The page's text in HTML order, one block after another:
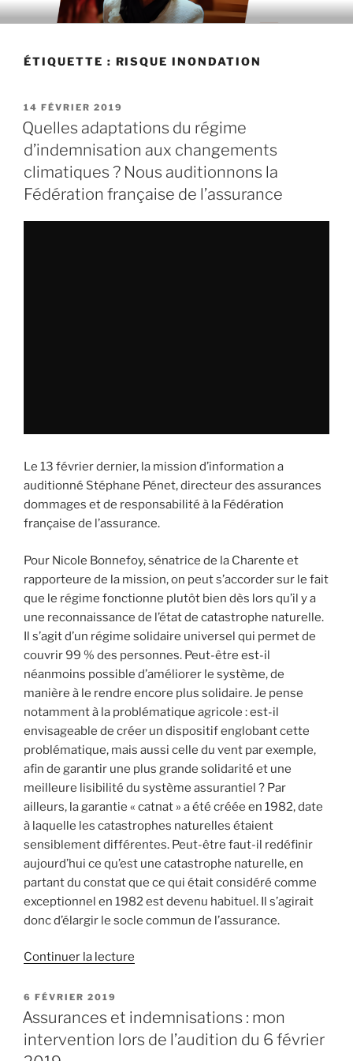
Aller
au
principal
ÉTIQUETTE : RISQUE INONDATION
PUBLIÉ
LE
14 FÉVRIER 2019
Quelles adaptations du régime
d’indemnisation aux changements
climatiques ? Nous auditionnons la
Fédération française de l’assurance
Le 13 février dernier, la mission d’information a
auditionné Stéphane Pénet, directeur des assurances
dommages et de responsabilité à la Fédération
française de l’assurance.
Pour Nicole Bonnefoy, sénatrice de la Charente et
rapporteure de la mission, on peut s’accorder sur le fait
que le régime fonctionne plutôt bien dès lors qu’il y a
une reconnaissance de l’état de catastrophe naturelle.
Il s’agit d’un régime solidaire universel qui permet de
couvrir 99 % des personnes. Peut-être est-il
néanmoins possible d’améliorer le système, de
manière à le rendre encore plus solidaire. Je pense
notamment à la problématique agricole : est-il
envisageable de créer un dispositif englobant cette
problématique, mais aussi celle du vent par exemple,
afin de garantir une plus grande solidarité et une
meilleure lisibilité du système assurantiel ? Par
ailleurs, la garantie « catnat » a été créée en 1982, date
à laquelle les catastrophes naturelles étaient
sensiblement différentes. Peut-être faut-il redéfinir
aujourd’hui ce qu’est une catastrophe naturelle, en
partant du constat que ce qui était considéré comme
exceptionnel en 1982 est devenu habituel. Il s’agirait
donc d’élargir le socle commun de l’assurance.
Continuer la lecture
du
régime
PUBLIÉ
LE
6 FÉVRIER 2019
Assurances et indemnisations : mon
intervention lors de l’audition du 6 février